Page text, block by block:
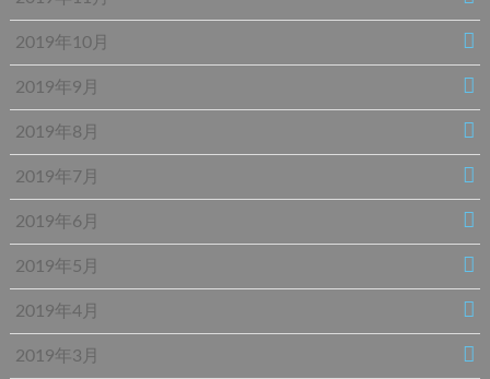
2019年10月
2019年9月
2019年8月
2019年7月
2019年6月
2019年5月
2019年4月
2019年3月